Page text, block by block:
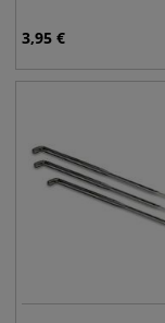
3,95 €